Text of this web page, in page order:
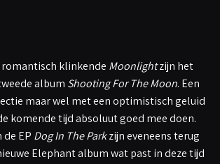
klinkende Moonlightzijn het
album Shooting For The Moon. Een
maar wel met een optimistisch geluid
komende tijd absoluut goed mee doen.
EP Dog In The Parkzijn eveneens terug
Elephant album wat past in deze tijd